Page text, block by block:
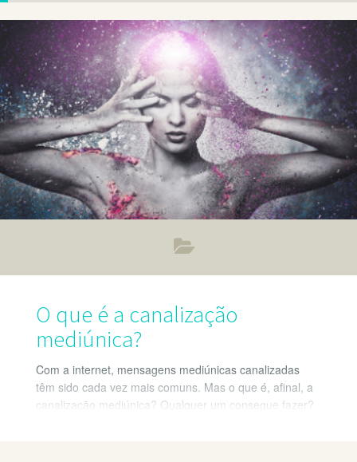
O que é a canalização
mediúnica?
Com a internet, mensagens mediúnicas canalizadas
têm sido cada vez mais comuns. Mas o que é, afinal, a
canalização mediúnica? Qualquer um consegue fazer?